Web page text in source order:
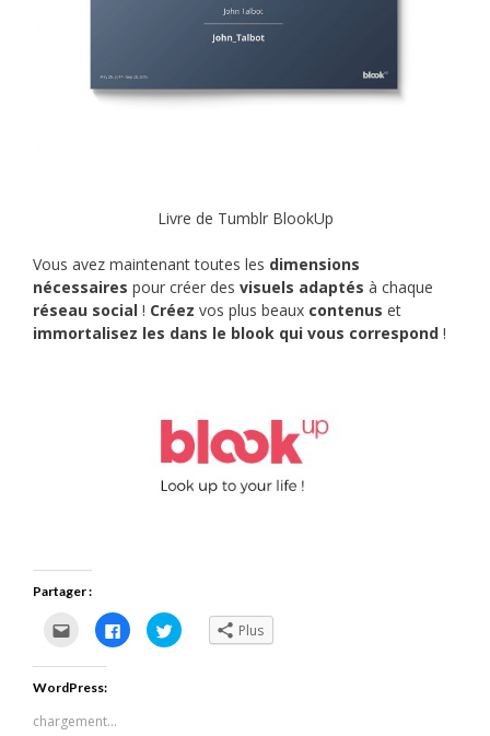
Livre de Tumblr BlookUp
Vous avez maintenant toutes les dimensions
nécessaires pour créer des visuels adaptés à chaque
réseau social ! Créez vos plus beaux contenus et
immortalisez les dans le blook qui vous correspond !
Partager :
Cliquez
pour
envoyer
par
mail
un
ami(ouvre
Cliquez
pour
partager
Cliquez
pour Plus
WordPress:
chargement…